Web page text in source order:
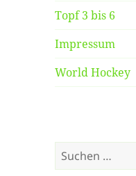
Topf 3 bis 6
Impressum
World Hockey
Suche
nach: